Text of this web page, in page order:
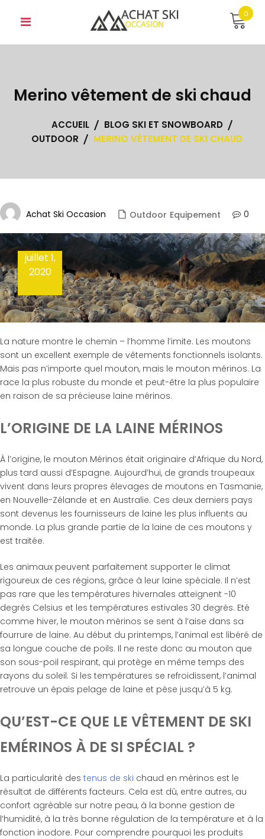
0
Merino vêtement de ski chaud
ACCUEIL
BLOG SKI ET SNOWBOARD
OUTDOOR
MERINO VÊTEMENT DE SKI CHAUD
Achat Ski Occasion Outdoor Equipement 0
juillet 1,
2020
La nature montre le chemin – l’homme l’imite. Les moutons
sont un excellent exemple de vêtements fonctionnels isolants.
Mais pas n’importe quel mouton, mais le mouton mérinos. La
race la plus robuste du monde et peut-être la plus populaire
en raison de sa précieuse laine mérinos.
L’ORIGINE DE LA LAINE MÉRINOS
À l’origine, le mouton Mérinos était originaire d’Afrique du Nord,
plus tard aussi d’Espagne. Aujourd’hui, de grands troupeaux
vivent dans leurs propres élevages de moutons en Tasmanie,
en Nouvelle-Zélande et en Australie. Ces deux derniers pays
sont devenus les fournisseurs de laine les plus influents au
monde. La plus grande partie de la laine de ces moutons y
est traitée.
Les animaux peuvent parfaitement supporter le climat
rigoureux de ces régions, grâce à leur laine spéciale. Il n’est
pas rare que les températures hivernales atteignent -10
degrés Celsius et les températures estivales 30 degrés. Eté
comme hiver, le mouton mérinos se sent à l’aise dans sa
fourrure de laine. Au début du printemps, l’animal est libéré de
sa longue couche de poils. Il ne reste donc au mouton que
son sous-poil respirant, qui protège en même temps des
rayons du soleil. Si les températures se refroidissent, l’animal
retrouve un épais pelage de laine et pèse jusqu’à 5 kg.
QU’EST-CE QUE LE VÊTEMENT DE SKI
EMÉRINOS À DE SI SPÉCIAL ?
La particularité des tenus de ski chaud en mérinos est le
résultat de différents facteurs. Cela est dû, entre autres, au
confort agréable sur notre peau, à la bonne gestion de
l’humidité, à la très bonne régulation de la température et à la
fonction inodore. Pour comprendre pourquoi les produits